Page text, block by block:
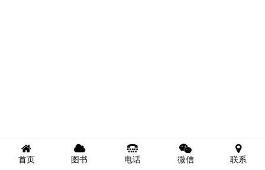
首页 图书 电话 微信 联系